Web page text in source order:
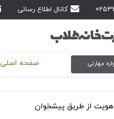
کانال اطلاع رسانی
مهارتی صفحه اصلی
هویت از طریق پیشخوان